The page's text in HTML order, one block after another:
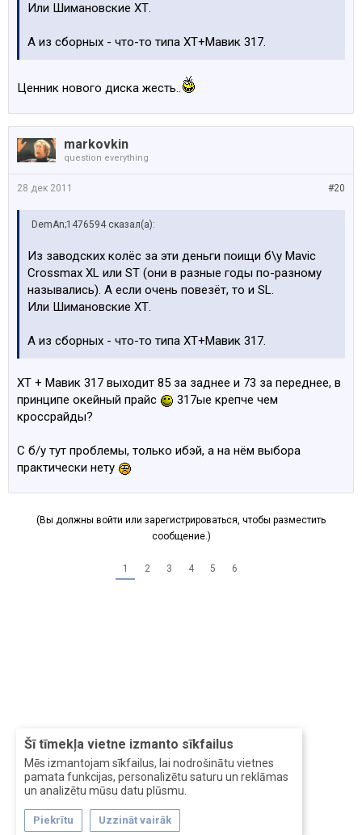
Šī tīmekļa vietne izmanto sīkfailus
Mēs izmantojam sīkfailus, lai nodrošinātu vietnes
pamata funkcijas, personalizētu saturu un reklāmas
un analizētu mūsu datu plūsmu.
Piekrītu Uzzināt vairāk
Или Шимановские ХТ.
А из сборных - что-то типа ХТ+Мавик 317.
Ценник нового диска жесть..
markovkin
question everything
#20
28 дек 2011
DemAn;1476594 сказал(а):
Из заводских колёс за эти деньги поищи б\у Mavic
Crossmax XL или ST (они в разные годы по-разному
назывались). А если очень повезёт, то и SL.
Или Шимановские ХТ.
А из сборных - что-то типа ХТ+Мавик 317.
XT + Мавик 317 выходит 85 за заднее и 73 за переднее, в
принципе окейный прайс
317ые крепче чем
кроссрайды?
С б/у тут проблемы, только ибэй, а на нём выбора
практически нету
(Вы должны войти или зарегистрироваться, чтобы разместить
сообщение.)
1 2 3 4 5 6